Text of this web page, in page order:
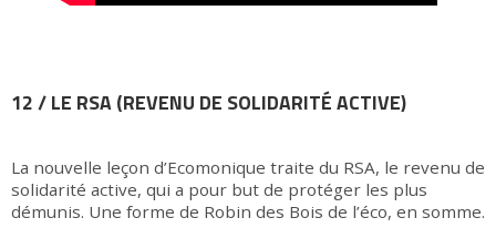
12 / LE RSA (REVENU DE SOLIDARITÉ ACTIVE)
La nouvelle leçon d’Ecomonique traite du RSA, le revenu de
solidarité active, qui a pour but de protéger les plus
démunis. Une forme de Robin des Bois de l’éco, en somme.